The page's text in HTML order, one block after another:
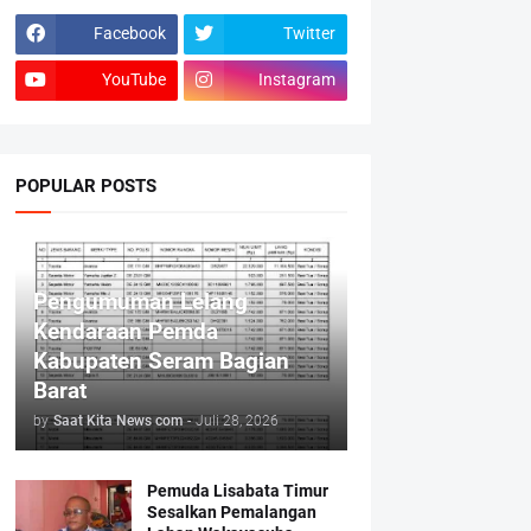
Facebook Twitter
YouTube Instagram
POPULAR POSTS
Pengumuman Lelang
Kendaraan Pemda
Kabupaten Seram Bagian
Barat
by Saat Kita News com - Juli 28, 2026
Pemuda Lisabata Timur
Sesalkan Pemalangan